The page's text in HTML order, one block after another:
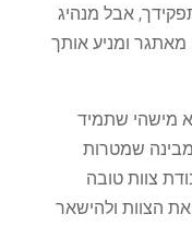
אבל מנהיג
מאתגר ומניע אותך
מישהי שתמיד
שמטרות
צוות טובה
הצוות ולהישאר